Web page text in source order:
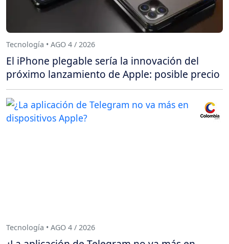
Tecnología • AGO 4 / 2026
El iPhone plegable sería la innovación del
próximo lanzamiento de Apple: posible precio
Tecnología • AGO 4 / 2026